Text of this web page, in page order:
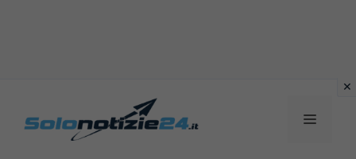
MENU